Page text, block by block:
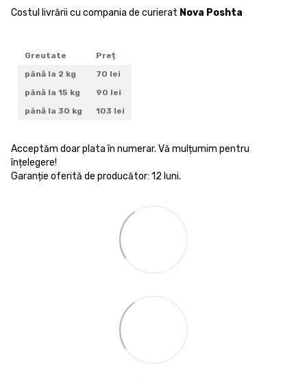
Costul livrării cu compania de curierat Nova Poshta
Greutate
Preț
până la 2 kg
70 lei
până la 15 kg
90 lei
până la 30 kg
103 lei
Acceptăm doar plata în numerar. Vă mulțumim pentru
înțelegere!
Garanție oferită de producător: 12 luni.